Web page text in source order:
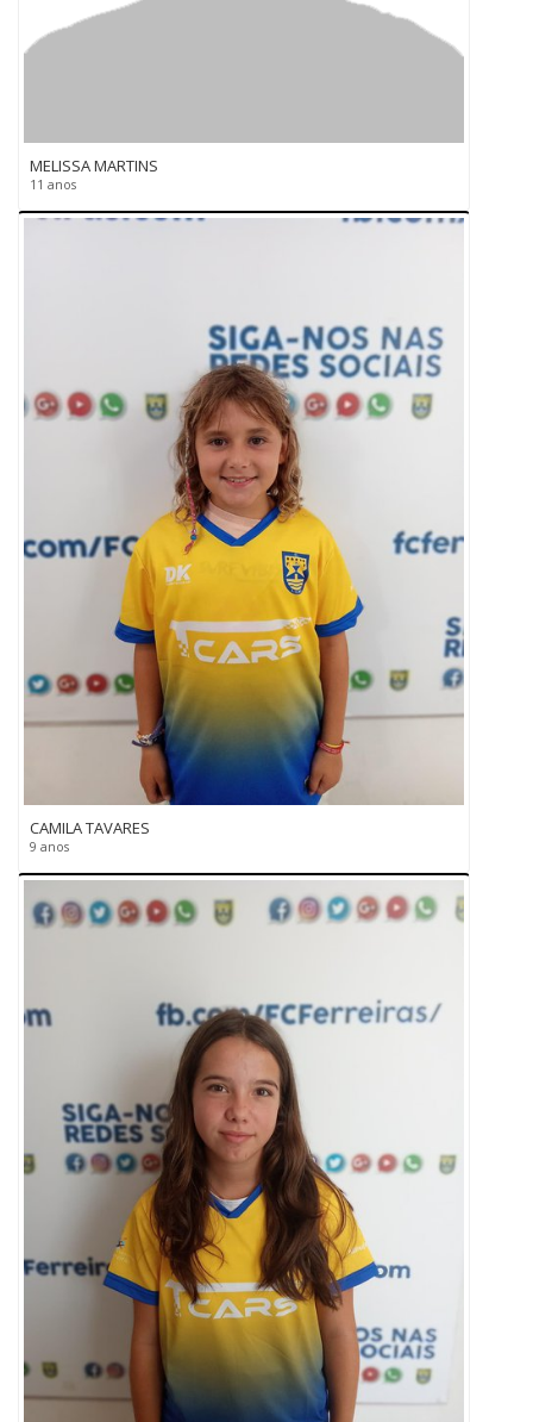
MELISSA MARTINS
11 anos
CAMILA TAVARES
9 anos